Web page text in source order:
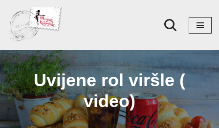
Skoči
na
sadržaj
Uvijene rol viršle (
video)